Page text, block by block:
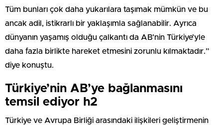
Tüm bunları çok daha yukarılara taşımak mümkün ve bu
ancak adil, istikrarlı bir yaklaşımla sağlanabilir. Ayrıca
dünyanın yaşamış olduğu çalkantı da AB’nin Türkiye’yle
daha fazla birlikte hareket etmesini zorunlu kılmaktadır.”
diye konuştu.
Türkiye’nin AB’ye bağlanmasını
temsil ediyor h2
Türkiye ve Avrupa Birliği arasındaki ilişkileri geliştirmenin